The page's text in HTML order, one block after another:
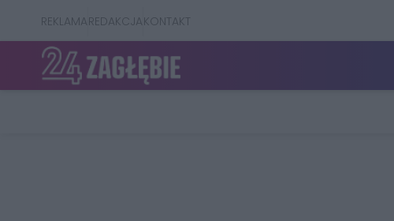
REKLAMAREDAKCJAKONTAKT